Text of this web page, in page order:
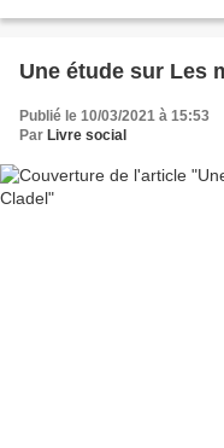
Une étude sur Les
Publié le 10/03/2021 à 15:53
Par Livre social